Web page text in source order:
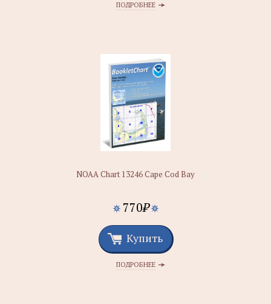
ПОДРОБНЕЕ
NOAA Chart 13246 Cape Cod Bay
770₽
Купить
ПОДРОБНЕЕ